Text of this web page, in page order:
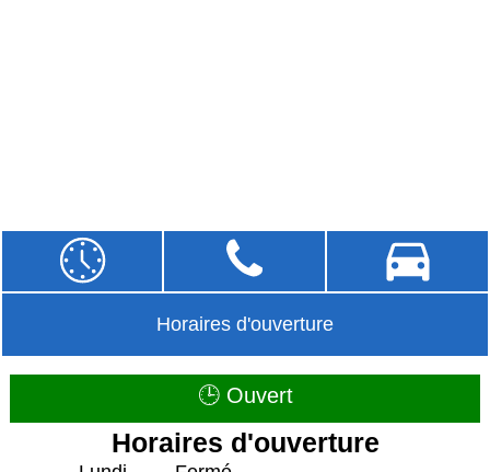
Horaires d'ouverture
🕒 Ouvert
Horaires d'ouverture